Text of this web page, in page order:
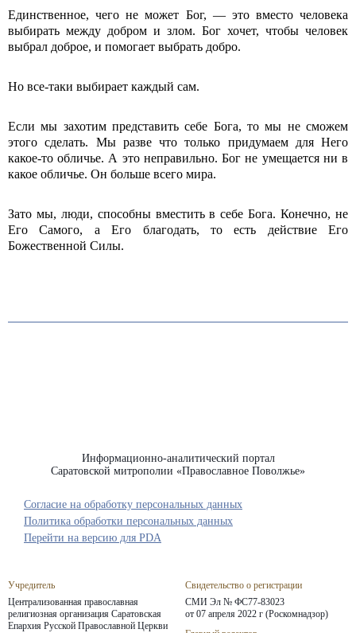
Единственное, чего не может Бог, — это вместо человека
выбирать между добром и злом. Бог хочет, чтобы человек
выбрал доброе, и помогает выбрать добро.
Но все-таки выбирает каждый сам.
Если мы захотим представить себе Бога, то мы не сможем
этого сделать. Мы разве что только придумаем для Него
какое-то обличье. А это неправильно. Бог не умещается ни в
какое обличье. Он больше всего мира.
Зато мы, люди, способны вместить в себе Бога. Конечно, не
Его Самого, а Его благодать, то есть действие Его
Божественной Силы.
Информационно-аналитический портал
Саратовской митрополии «Православное Поволжье»
Учредитель
Централизованная православная
религиозная организация Саратовская
Епархия Русской Православной Церкви
Свидетельство о регистрации
СМИ Эл № ФС77-83023
от 07 апреля 2022 г (Роскомнадзор)
Согласие на обработку персональных данных
Политика обработки персональных данных
Перейти на версию для PDA